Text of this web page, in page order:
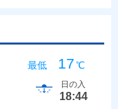
最低 17℃
日の入
18:44